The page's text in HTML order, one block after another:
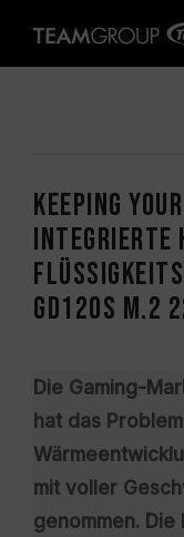
Keeping
integrierte
GD120S M.2
Die Gaming-
hat das
mit voller
genommen.